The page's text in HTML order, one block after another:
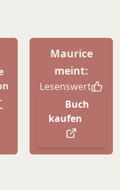
Maurice
meint:
Lesenswert
Buch
kaufen